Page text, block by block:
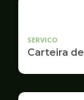
SERVICO
Carteira